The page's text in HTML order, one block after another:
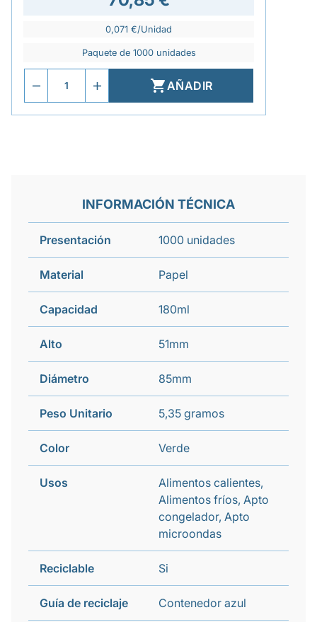
0,071 €/Unidad
Paquete de 1000 unidades
AÑADIR
INFORMACIÓN TÉCNICA
Presentación 1000 unidades
Material Papel
Capacidad 180ml
Alto 51mm
Diámetro 85mm
Peso Unitario 5,35 gramos
Color Verde
Usos
Alimentos calientes,
Alimentos fríos, Apto
congelador, Apto
microondas
Reciclable Si
Guía de reciclaje Contenedor azul